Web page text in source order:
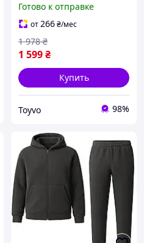
Брюки Кофта Флисовый
Унисекс Toyvoo Чоловічий
Спортивний Костюм
Чорний
Готово к отправке
от266₴/мес
1 599₴
1 978 ₴
Купить
Toyvo 98%